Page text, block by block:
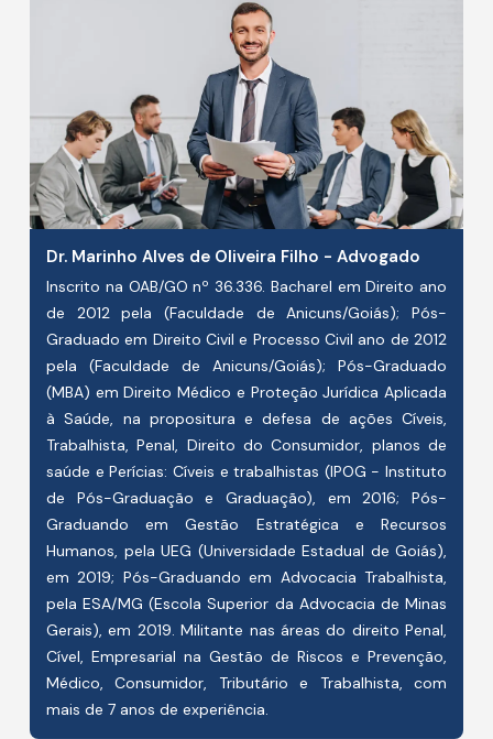
Dr. Marinho Alves de Oliveira Filho - Advogado
Inscrito na OAB/GO nº 36.336. Bacharel em Direito ano
de 2012 pela (Faculdade de Anicuns/Goiás); Pós-
Graduado em Direito Civil e Processo Civil ano de 2012
pela (Faculdade de Anicuns/Goiás); Pós-Graduado
(MBA) em Direito Médico e Proteção Jurídica Aplicada
à Saúde, na propositura e defesa de ações Cíveis,
Trabalhista, Penal, Direito do Consumidor, planos de
saúde e Perícias: Cíveis e trabalhistas (IPOG - Instituto
de Pós-Graduação e Graduação), em 2016; Pós-
Graduando em Gestão Estratégica e Recursos
Humanos, pela UEG (Universidade Estadual de Goiás),
em 2019; Pós-Graduando em Advocacia Trabalhista,
pela ESA/MG (Escola Superior da Advocacia de Minas
Gerais), em 2019. Militante nas áreas do direito Penal,
Cível, Empresarial na Gestão de Riscos e Prevenção,
Médico, Consumidor, Tributário e Trabalhista, com
mais de 7 anos de experiência.